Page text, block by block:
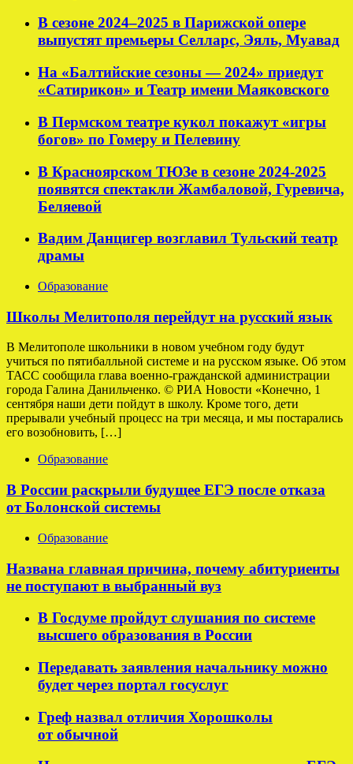
В сезоне 2024–2025 в Парижской опере
выпустят премьеры Селларс, Эяль, Муавад
На «Балтийские сезоны — 2024» приедут
«Сатирикон» и Театр имени Маяковского
В Пермском театре кукол покажут «игры
богов» по Гомеру и Пелевину
В Красноярском ТЮЗе в сезоне 2024-2025
появятся спектакли Жамбаловой, Гуревича,
Беляевой
Вадим Данцигер возглавил Тульский театр
драмы
Образование
Школы Мелитополя перейдут на русский язык
В Мелитополе школьники в новом учебном году будут
учиться по пятибалльной системе и на русском языке. Об этом
ТАСС сообщила глава военно-гражданской администрации
города Галина Данильченко. © РИА Новости «Конечно, 1
сентября наши дети пойдут в школу. Кроме того, дети
прерывали учебный процесс на три месяца, и мы постарались
его возобновить, […]
Образование
В России раскрыли будущее ЕГЭ после отказа
от Болонской системы
Образование
Названа главная причина, почему абитуриенты
не поступают в выбранный вуз
В Госдуме пройдут слушания по системе
высшего образования в России
Передавать заявления начальнику можно
будет через портал госуслуг
Греф назвал отличия Хорошколы
от обычной